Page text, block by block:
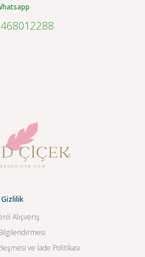
Gizlilik
Alışveriş
ve İade Politikası